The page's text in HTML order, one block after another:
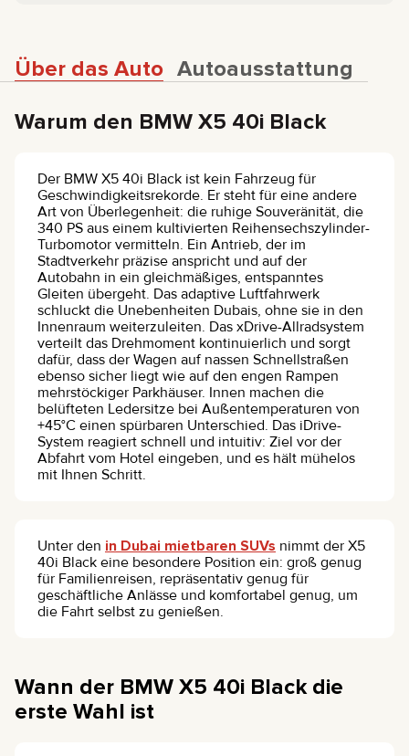
Über das Auto Autoausstattung
Warum den BMW X5 40i Black
Der BMW X5 40i Black ist kein Fahrzeug für
Geschwindigkeitsrekorde. Er steht für eine andere
Art von Überlegenheit: die ruhige Souveränität, die
340 PS aus einem kultivierten Reihensechszylinder-
Turbomotor vermitteln. Ein Antrieb, der im
Stadtverkehr präzise anspricht und auf der
Autobahn in ein gleichmäßiges, entspanntes
Gleiten übergeht. Das adaptive Luftfahrwerk
schluckt die Unebenheiten Dubais, ohne sie in den
Innenraum weiterzuleiten. Das xDrive-Allradsystem
verteilt das Drehmoment kontinuierlich und sorgt
dafür, dass der Wagen auf nassen Schnellstraßen
ebenso sicher liegt wie auf den engen Rampen
mehrstöckiger Parkhäuser. Innen machen die
belüfteten Ledersitze bei Außentemperaturen von
+45°C einen spürbaren Unterschied. Das iDrive-
System reagiert schnell und intuitiv: Ziel vor der
Abfahrt vom Hotel eingeben, und es hält mühelos
mit Ihnen Schritt.
Unter den in Dubai mietbaren SUVs nimmt der X5
40i Black eine besondere Position ein: groß genug
für Familienreisen, repräsentativ genug für
geschäftliche Anlässe und komfortabel genug, um
die Fahrt selbst zu genießen.
Wann der BMW X5 40i Black die
erste Wahl ist